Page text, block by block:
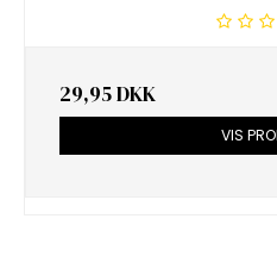
29,95 DKK
VIS